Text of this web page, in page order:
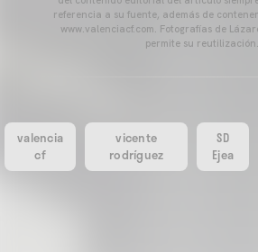
referencia a su fuente, además de
www.valenciacf.com. Fotografías de
permite su reutilización.
valencia
cf
vicente
rodríguez
SD
Ejea